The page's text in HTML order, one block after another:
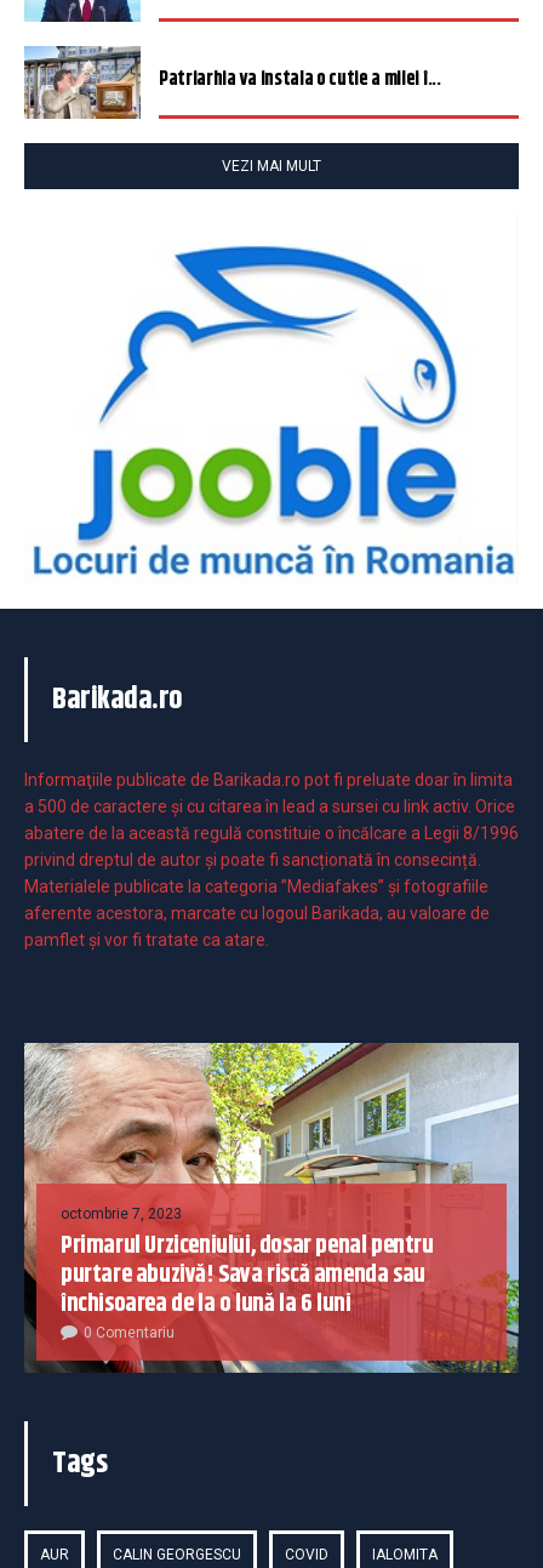
Patriarhia va instala o cutie a milei î...
VEZI MAI MULT
Barikada.ro
Informaţiile publicate de Barikada.ro pot fi preluate doar în limita
a 500 de caractere şi cu citarea în lead a sursei cu link activ. Orice
abatere de la această regulă constituie o încălcare a Legii 8/1996
privind dreptul de autor și poate fi sancționată în consecință.
Materialele publicate la categoria ”Mediafakes” și fotografiile
aferente acestora, marcate cu logoul Barikada, au valoare de
pamflet și vor fi tratate ca atare.
octombrie 7, 2023
Primarul Urziceniului, dosar penal pentru
purtare abuzivă! Sava riscă amenda sau
închisoarea de la o lună la 6 luni
0 Comentariu
Tags
AUR CALIN GEORGESCU COVID IALOMITA